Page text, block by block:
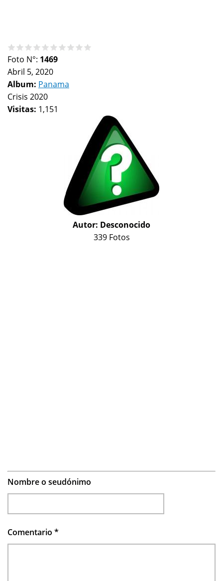
Foto N°: 1469
Abril 5, 2020
Album: Panama
Crisis 2020
Visitas: 1,151
Autor: Desconocido
339 Fotos
Nombre o seudónimo
Comentario *